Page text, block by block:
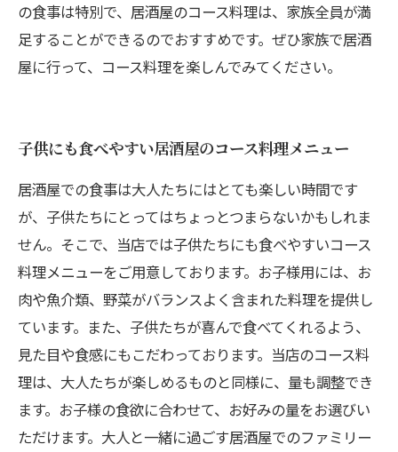
の食事は特別で、居酒屋のコース料理は、家族全員が満
足することができるのでおすすめです。ぜひ家族で居酒
屋に行って、コース料理を楽しんでみてください。
子供にも食べやすい居酒屋のコース料理メニュー
居酒屋での食事は大人たちにはとても楽しい時間です
が、子供たちにとってはちょっとつまらないかもしれま
せん。そこで、当店では子供たちにも食べやすいコース
料理メニューをご用意しております。お子様用には、お
肉や魚介類、野菜がバランスよく含まれた料理を提供し
ています。また、子供たちが喜んで食べてくれるよう、
見た目や食感にもこだわっております。当店のコース料
理は、大人たちが楽しめるものと同様に、量も調整でき
ます。お子様の食欲に合わせて、お好みの量をお選びい
ただけます。大人と一緒に過ごす居酒屋でのファミリー